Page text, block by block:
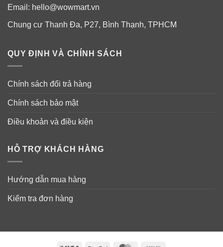
Email: hello@wowmart.vn
Chung cư Thanh Đa, P27, Bình Thạnh, TPHCM
QUY ĐỊNH VÀ CHÍNH SÁCH
Chính sách đổi trả hàng
Chính sách bảo mật
Điều khoản và điều kiện
HỖ TRỢ KHÁCH HÀNG
Hướng dẫn mua hàng
Kiểm tra đơn hàng